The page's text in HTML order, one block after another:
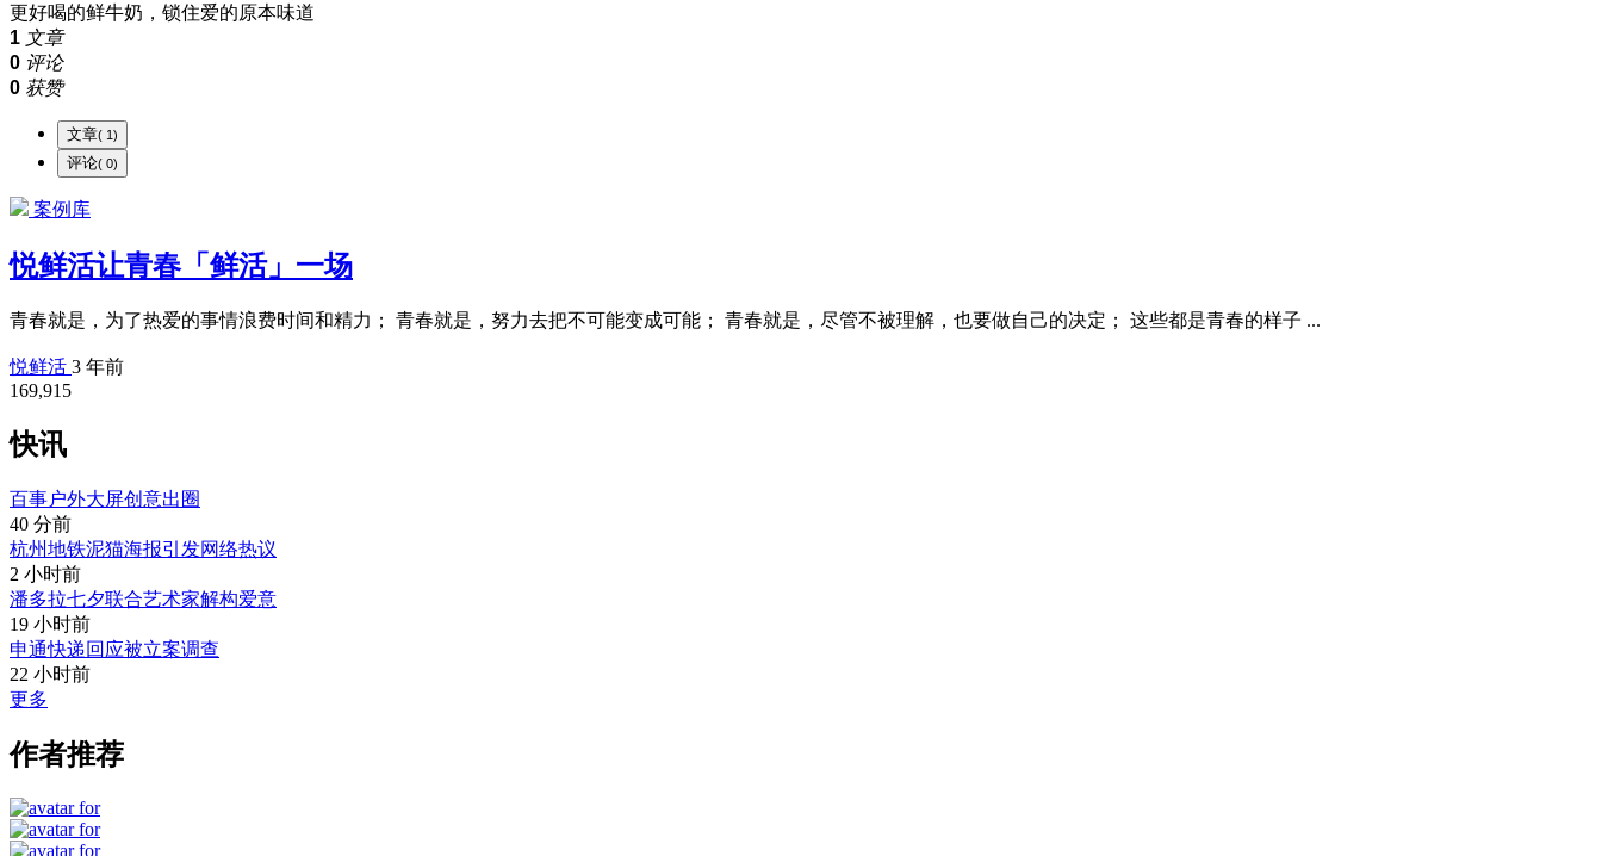
更好喝的鲜牛奶，锁住爱的原本味道
1 文章
0 评论
0 获赞
文章 ( 1)
评论 ( 0)
案例库
悦鲜活让青春「鲜活」一场
青春就是，为了热爱的事情浪费时间和精力； 青春就是，努力去把不可能变成可能； 青春就是，尽管不被理解，也要做自己的决定； 这些都是青春的样子 ...
悦鲜活 3 年前
169,915
快讯
百事户外大屏创意出圈
40 分前
杭州地铁泥猫海报引发网络热议
2 小时前
潘多拉七夕联合艺术家解构爱意
19 小时前
申通快递回应被立案调查
22 小时前
更多
作者推荐